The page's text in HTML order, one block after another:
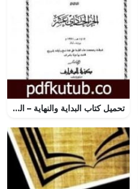
تحميل كتاب البداية والنهاية – الجزء الحادي عشر PDF تأليف ابن كثير مجانا [كامل]